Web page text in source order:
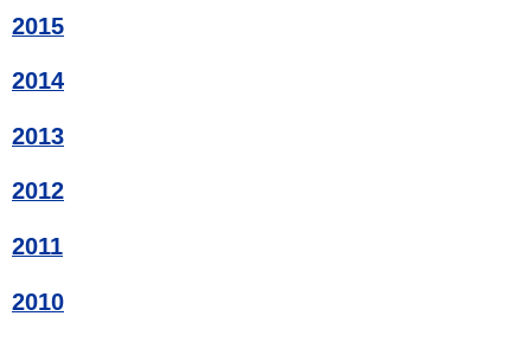
2015
2014
2013
2012
2011
2010